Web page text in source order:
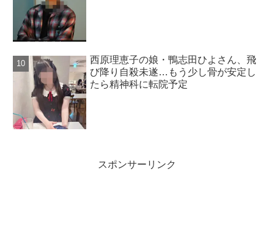
西原理恵子の娘・鴨志田ひよさん、飛
び降り自殺未遂…もう少し骨が安定し
たら精神科に転院予定
スポンサーリンク